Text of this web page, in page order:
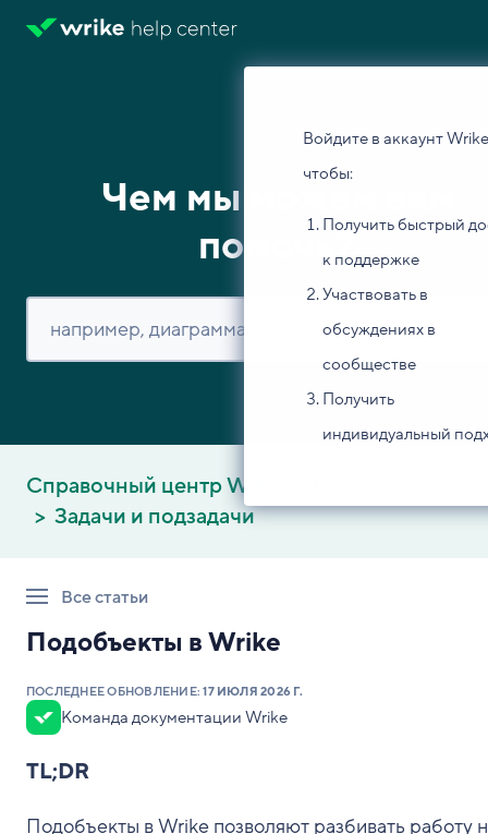
Войдите в аккаунт
чтобы:
Получить быстрый
к поддержке
Участвовать в
обсуждениях в
сообществе
Получить
индивидуальный
Чем мы можем вам
помочь?
Справочный центр Wrike
Задачи и подзадачи
Все статьи
Подобъекты в Wrike
ПОСЛЕДНЕЕ ОБНОВЛЕНИЕ:17 ИЮЛЯ 2026 Г.
Команда документации Wrike
TL;DR
Подобъекты в Wrike позволяют разбивать работу